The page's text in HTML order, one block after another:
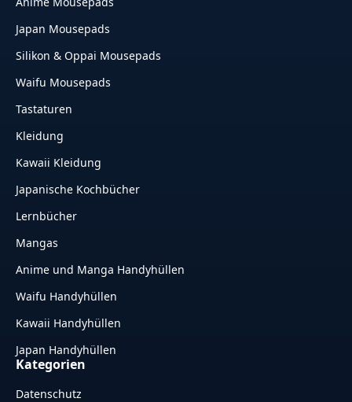
Japan Mousepads
Silikon & Oppai Mousepads
Waifu Mousepads
Tastaturen
Kleidung
Kawaii Kleidung
Japanische Kochbücher
Lernbücher
Mangas
Anime und Manga Handyhüllen
Waifu Handyhüllen
Kawaii Handyhüllen
Japan Handyhüllen
Kategorien
Datenschutz